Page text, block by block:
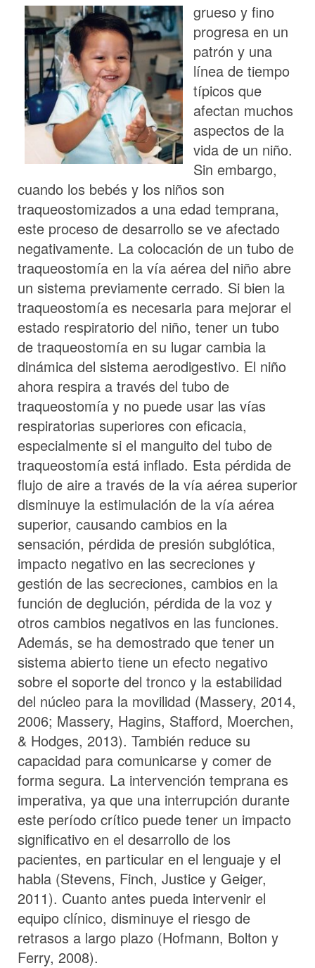
grueso y fino
progresa en un
patrón y una
línea de tiempo
típicos que
afectan muchos
aspectos de la
vida de un niño.
Sin embargo,
cuando los bebés y los niños son
traqueostomizados a una edad temprana,
este proceso de desarrollo se ve afectado
negativamente. La colocación de un tubo de
traqueostomía en la vía aérea del niño abre
un sistema previamente cerrado. Si bien la
traqueostomía es necesaria para mejorar el
estado respiratorio del niño, tener un tubo
de traqueostomía en su lugar cambia la
dinámica del sistema aerodigestivo. El niño
ahora respira a través del tubo de
traqueostomía y no puede usar las vías
respiratorias superiores con eficacia,
especialmente si el manguito del tubo de
traqueostomía está inflado. Esta pérdida de
flujo de aire a través de la vía aérea superior
disminuye la estimulación de la vía aérea
superior, causando cambios en la
sensación, pérdida de presión subglótica,
impacto negativo en las secreciones y
gestión de las secreciones, cambios en la
función de deglución, pérdida de la voz y
otros cambios negativos en las funciones.
Además, se ha demostrado que tener un
sistema abierto tiene un efecto negativo
sobre el soporte del tronco y la estabilidad
del núcleo para la movilidad (Massery, 2014,
2006; Massery, Hagins, Stafford, Moerchen,
& Hodges, 2013). También reduce su
capacidad para comunicarse y comer de
forma segura. La intervención temprana es
imperativa, ya que una interrupción durante
este período crítico puede tener un impacto
significativo en el desarrollo de los
pacientes, en particular en el lenguaje y el
habla (Stevens, Finch, Justice y Geiger,
2011). Cuanto antes pueda intervenir el
equipo clínico, disminuye el riesgo de
retrasos a largo plazo (Hofmann, Bolton y
Ferry, 2008).